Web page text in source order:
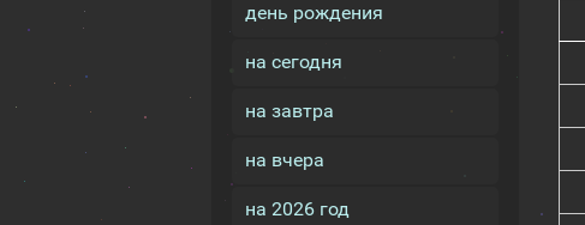
день рождения
на сегодня
на завтра
на вчера
на 2026 год